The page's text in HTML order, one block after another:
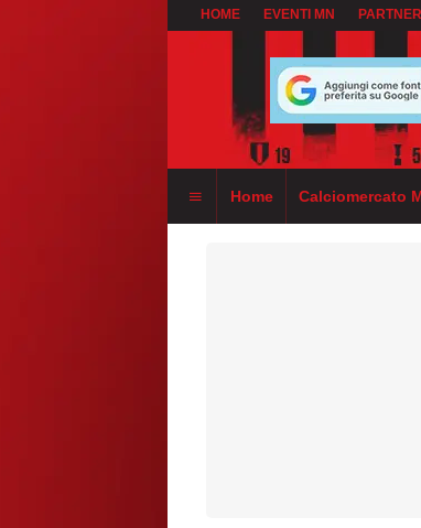
HOME EVENTI MN PARTNER
Home Calciomercato